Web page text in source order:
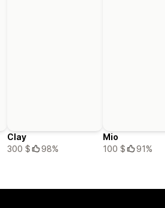
Clay
300 $
98%
Mio
100 $
91%